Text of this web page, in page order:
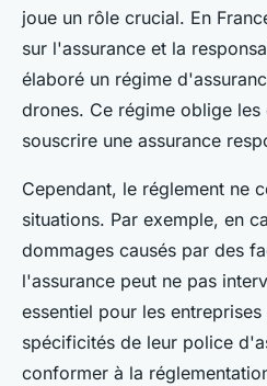
joue un rôle crucial. En
sur l'assurance et la
élaboré un régime
drones. Ce régime oblige
souscrire une assurance
Cependant, le réglement ne
situations. Par exemple, en
dommages causés par des
l'assurance peut ne pas
essentiel pour les
spécificités de leur police
conformer à la